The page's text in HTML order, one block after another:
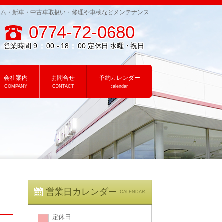
・新車・中古車取扱い・修理や車検などメンテナンス
0774-72-0680
営業時間 9 : 00～18 : 00 定休日 水曜・祝日
会社案内
COMPANY
お問合せ
CONTACT
予約カレンダー
calendar
営業日カレンダー CALENDAR